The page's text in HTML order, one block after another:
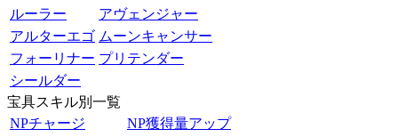
ルーラー
アヴェンジャー
アルターエゴ ムーンキャンサー
フォーリナー プリテンダー
シールダー
宝具スキル別一覧
NPチャージ
NP獲得量アップ